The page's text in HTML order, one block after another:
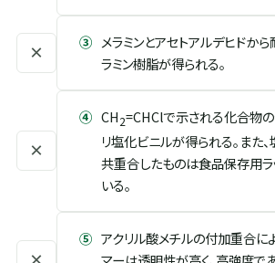
× ③ メラミンとアセトアルデヒドか
ラミン樹脂が得られる。
×
④ CH2=CHClで示される化合物
リ塩化ビニルが得られる。また
共重合したものは食品保存用
いる。
⑤ アクリル酸メチルの付加重合に